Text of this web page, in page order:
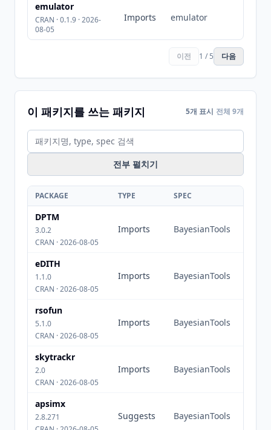
emulator
CRAN · 0.1.9 · 2026-
08-05
Imports emulator
이전 1 / 5 다음
이 패키지를 쓰는 패키지 5개 표시 전체 9개
전부 펼치기
PACKAGE TYPE SPEC
DPTM
3.0.2
CRAN · 2026-08-05
Imports BayesianTools
eDITH
1.1.0
CRAN · 2026-08-05
Imports BayesianTools
rsofun
5.1.0
CRAN · 2026-08-05
Imports BayesianTools
skytrackr
2.0
CRAN · 2026-08-05
Imports BayesianTools
apsimx
2.8.271
Suggests BayesianTools